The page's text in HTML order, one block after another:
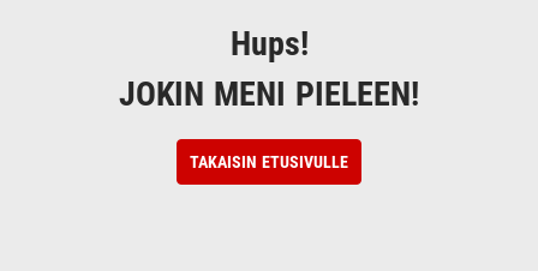
Hups!
JOKIN MENI PIELEEN!
TAKAISIN ETUSIVULLE